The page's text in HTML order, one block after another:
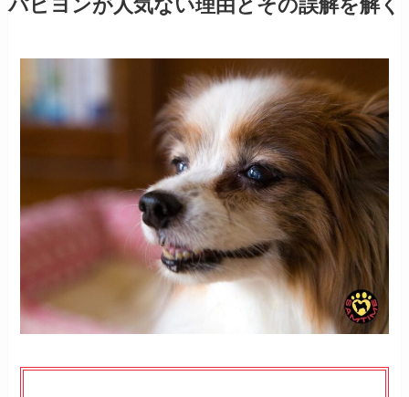
パピヨンが人気ない理由とその誤解を解く